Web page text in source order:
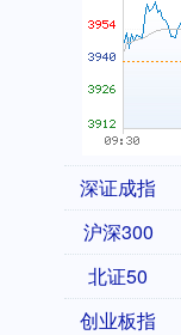
深证成指
沪深300
北证50
创业板指